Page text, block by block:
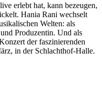
erlebt hat, kann bezeugen,
Hania Rani wechselt
Welten: als
Produzentin. Und als
der faszinierenden
in der Schlachthof-Halle.